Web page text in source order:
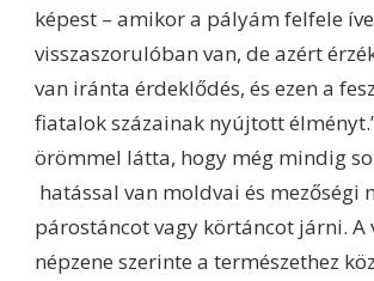
képest – amikor a pályám felfele
visszaszorulóban van, de azért
van iránta érdeklődés, és ezen a
fiatalok százainak nyújtott
örömmel látta, hogy még mindig
hatással van moldvai és mezőségi
párostáncot vagy körtáncot járni. A
népzene szerinte a természethez